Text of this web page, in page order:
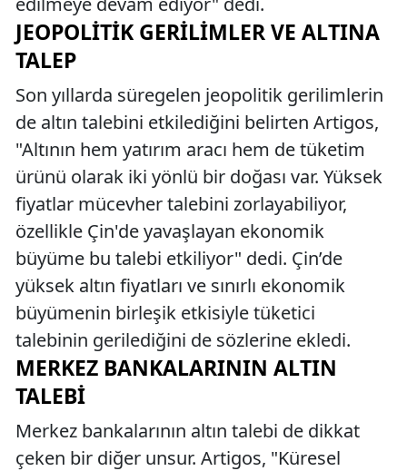
JEOPOLITIK GERILIMLER VE ALTINA
TALEP
Son yıllarda süregelen jeopolitik gerilimlerin
de altın talebini etkilediğini belirten Artigos,
"Altının hem yatırım aracı hem de tüketim
ürünü olarak iki yönlü bir doğası var. Yüksek
fiyatlar mücevher talebini zorlayabiliyor,
özellikle Çin'de yavaşlayan ekonomik
büyüme bu talebi etkiliyor" dedi. Çin’de
yüksek altın fiyatları ve sınırlı ekonomik
büyümenin birleşik etkisiyle tüketici
talebinin gerilediğini de sözlerine ekledi.
MERKEZ BANKALARININ ALTIN
TALEBI
Merkez bankalarının altın talebi de dikkat
çeken bir diğer unsur. Artigos, "Küresel